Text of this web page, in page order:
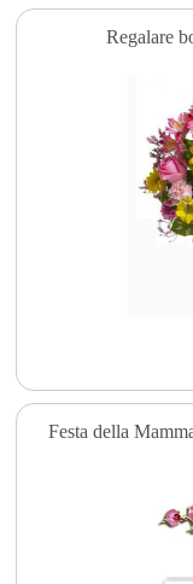
Regalare
Festa della